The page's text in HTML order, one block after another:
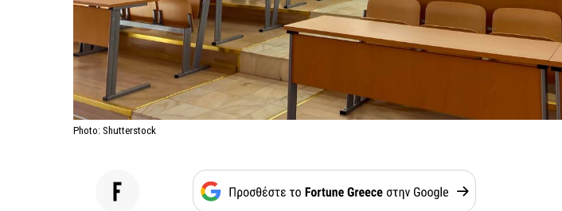
Photo: Shutterstock